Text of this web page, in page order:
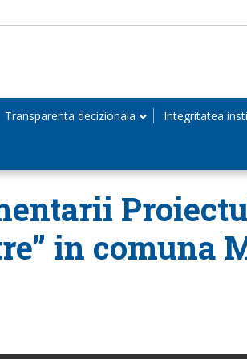
Transparenta decizionala Integritatea
in comuna